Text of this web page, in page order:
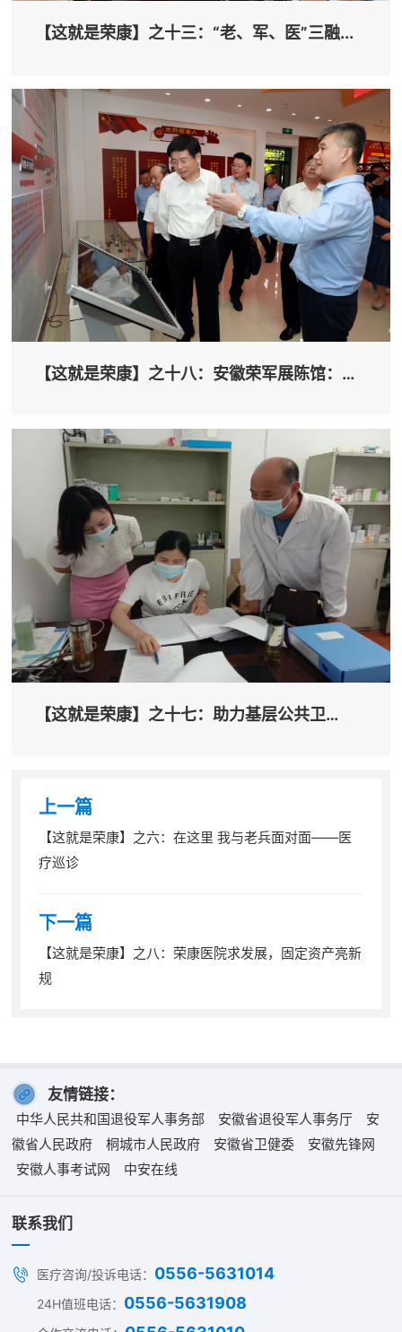
【这就是荣康】之十三：“老、军、医”三融...
【这就是荣康】之十八：安徽荣军展陈馆：
【这就是荣康】之十七：助力基层公共卫
上一篇
【这就是荣康】之六：在这里 我与老兵面对面——医
疗巡诊
下一篇
【这就是荣康】之八：荣康医院求发展，固定资产亮新
规
友情链接：
中华人民共和国退役军人事务部 安徽省退役军人事务厅
安
徽省人民政府
桐城市人民政府 安徽省卫健委
安徽先锋网
安徽人事考试网
中安在线
联系我们
医疗咨询/投诉电话： 0556-5631014
24H值班电话： 0556-5631908